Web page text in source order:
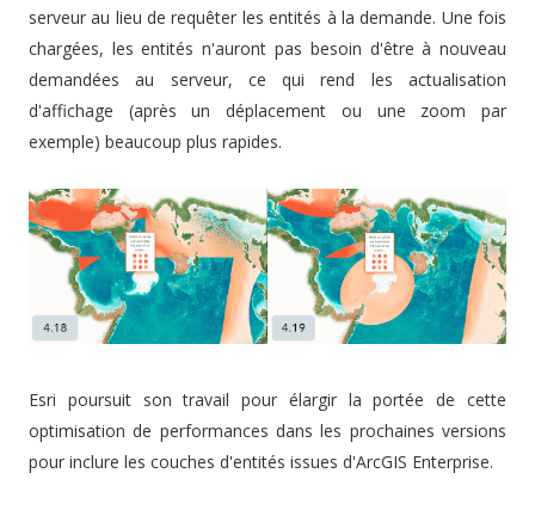
serveur au lieu de requêter les entités à la demande. Une fois
chargées, les entités n'auront pas besoin d'être à nouveau
demandées au serveur, ce qui rend les actualisation
d'affichage (après un déplacement ou une zoom par
exemple) beaucoup plus rapides.
Esri poursuit son travail pour élargir la portée de cette
optimisation de performances dans les prochaines versions
pour inclure les couches d'entités issues d'ArcGIS Enterprise.